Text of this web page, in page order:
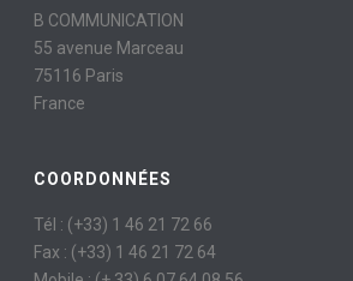
B COMMUNICATION
55 avenue Marceau
75116 Paris
France
COORDONNÉES
Tél : (+33) 1 46 21 72 66
Fax : (+33) 1 46 21 72 64